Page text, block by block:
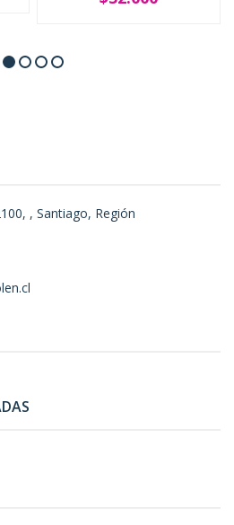
, Santiago, Región